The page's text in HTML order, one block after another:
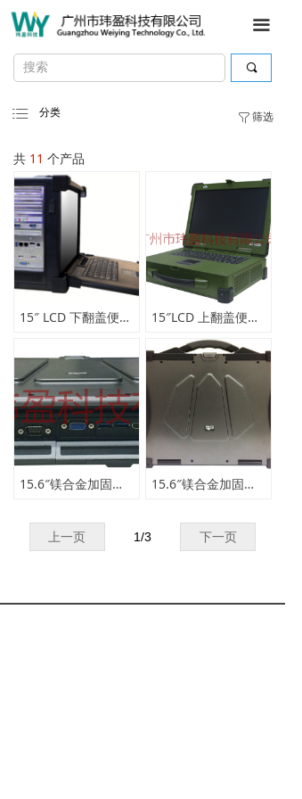
끠
끀
ꁒ 筛选
ꂇ
共 11 个产品
15″ LCD 下翻盖便携式加固计算机JEC-1502 15″LCD 上翻盖便携式加固计算机JEC-1503D
15.6″镁合金加固笔记本JNB-1502 15.6″镁合金加固笔记本JNB-1502B
上一页 下一页
1/3
分类